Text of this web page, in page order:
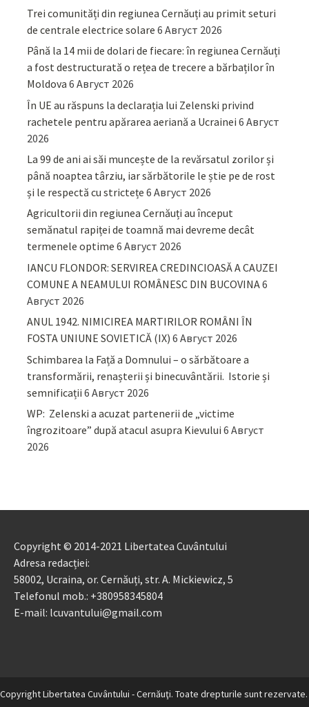
Trei comunități din regiunea Cernăuți au primit seturi
de centrale electrice solare 6 Август 2026
Până la 14 mii de dolari de fiecare: în regiunea Cernăuți
a fost destructurată o rețea de trecere a bărbaților în
Moldova 6 Август 2026
În UE au răspuns la declarația lui Zelenski privind
rachetele pentru apărarea aeriană a Ucrainei 6 Август
2026
La 99 de ani ai săi muncește de la revărsatul zorilor și
până noaptea târziu, iar sărbătorile le știe pe de rost
și le respectă cu strictețe 6 Август 2026
Agricultorii din regiunea Cernăuți au început
semănatul rapiței de toamnă mai devreme decât
termenele optime 6 Август 2026
IANCU FLONDOR: SERVIREA CREDINCIOASĂ A CAUZEI
COMUNE A NEAMULUI ROMÂNESC DIN BUCOVINA6
Август 2026
ANUL 1942. NIMICIREA MARTIRILOR ROMÂNI ÎN
FOSTA UNIUNE SOVIETICĂ (IX) 6 Август 2026
Schimbarea la Față a Domnului – o sărbătoare a
transformării, renașterii și binecuvântării. Istorie și
semnificații 6 Август 2026
WP: Zelenski a acuzat partenerii de „victime
îngrozitoare” după atacul asupra Kievului 6 Август
2026
Copyright © 2014-2021 Libertatea Cuvântului
Adresa redacției:
58002, Ucraina, or. Cernăuți, str. A. Mickiewicz, 5
Telefonul mob.: +380958345804
E-mail: lcuvantului@gmail.com
Copyright Libertatea Cuvântului - Cernăuţi. Toate drepturile sunt rezervate.